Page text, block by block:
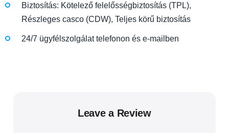
Biztosítás: Kötelező felelősségbiztosítás (TPL),
Részleges casco (CDW), Teljes körű biztosítás
24/7 ügyfélszolgálat telefonon és e-mailben
Leave a Review